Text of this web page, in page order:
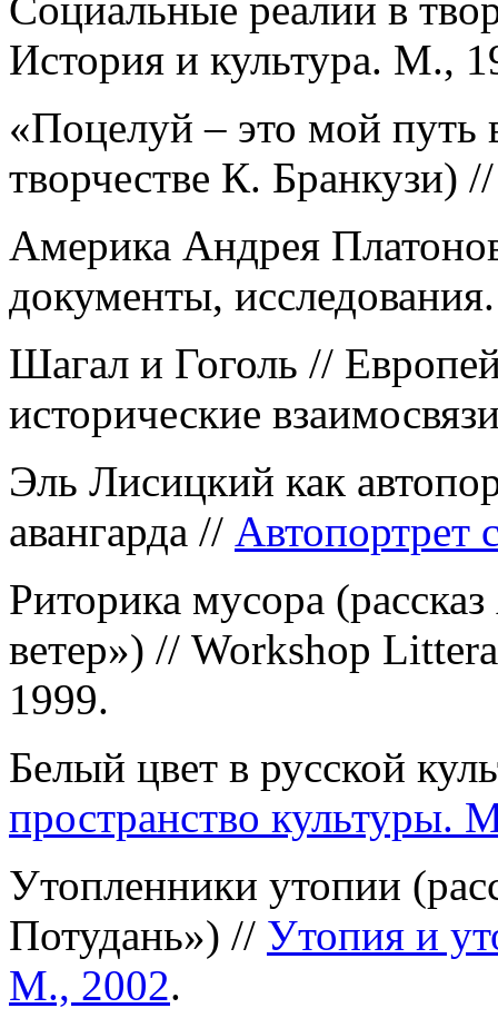
Социальные реалии в
История и культура. М.,
«Поцелуй – это мой путь
творчестве К. Бранкузи)
Америка Андрея
документы,
Шагал и Гоголь //
исторические
Эль Лисицкий как
авангарда // Автопортрет
Риторика мусора
ветер») // Workshop
1999.
Белый цвет в русской
пространство культуры.
Утопленники утопии
Потудань») // Утопия и
М., 2002.